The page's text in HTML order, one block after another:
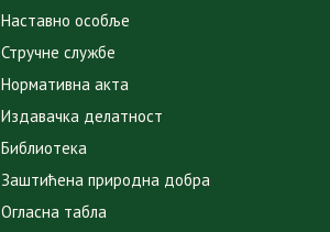
Наставно особље
Стручне службе
Нормативна акта
Издавачка делатност
Библиотека
Заштићена природна добра
Огласна табла